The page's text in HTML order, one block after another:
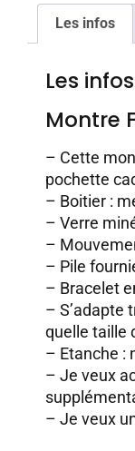
Les infos
Les infos
Montre
– Cette
pochette
– Boitier :
– Verre
–
– Pile
– Bracelet
– S’adapte
quelle taille
– Etanche :
– Je veux
– Je veux